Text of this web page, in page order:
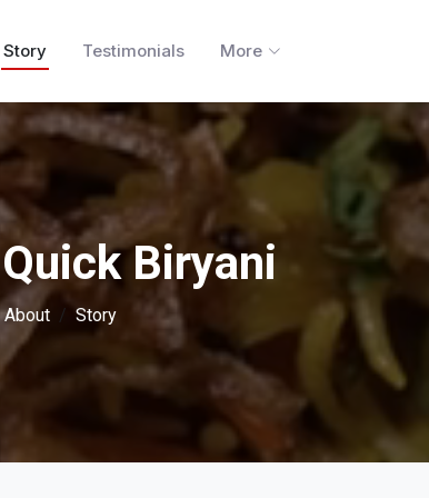
Story Testimonials More
Biryani
About Story